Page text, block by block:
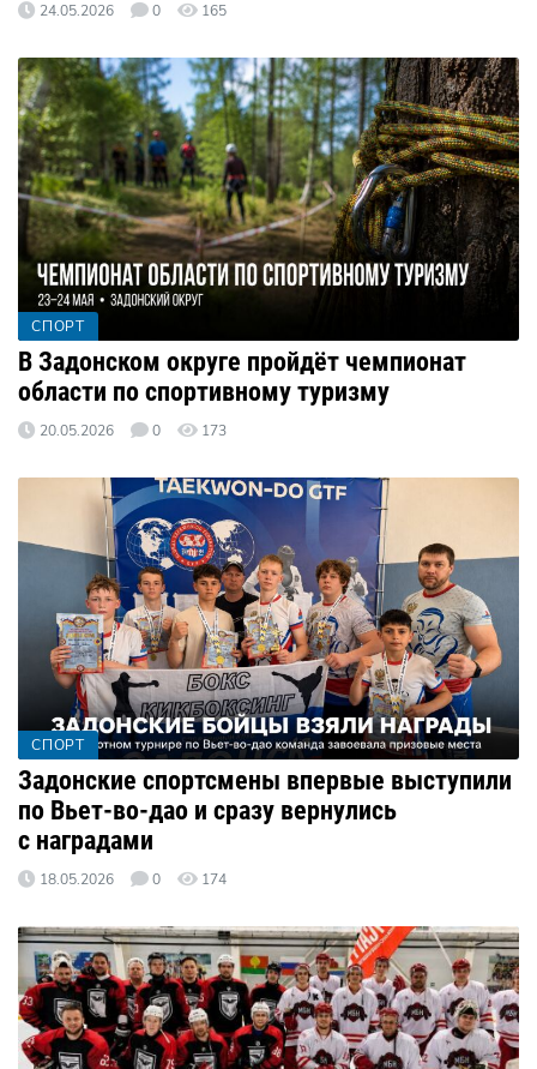
24.05.2026 0 165
СПОРТ
В Задонском округе пройдёт чемпионат
области по спортивному туризму
20.05.2026 0 173
СПОРТ
Задонские спортсмены впервые выступили
по Вьет-во-дао и сразу вернулись
с наградами
18.05.2026 0 174